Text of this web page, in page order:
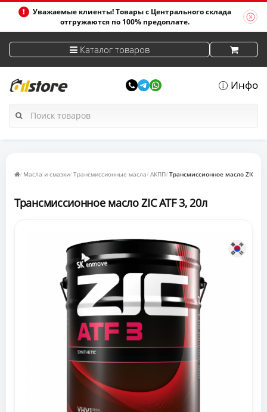
Уважаемые клиенты! Товары с Центрального склада
отгружаются по 100% предоплате.
Каталог товаров
Инфо
Масла и смазки Трансмиссионные масла АКПП Трансмиссионное масло ZIC
Трансмиссионное масло ZIC ATF 3, 20л